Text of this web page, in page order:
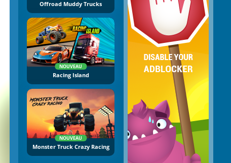
Offroad Muddy Trucks
NOUVEAU
Racing Island
NOUVEAU
Monster Truck Crazy Racing